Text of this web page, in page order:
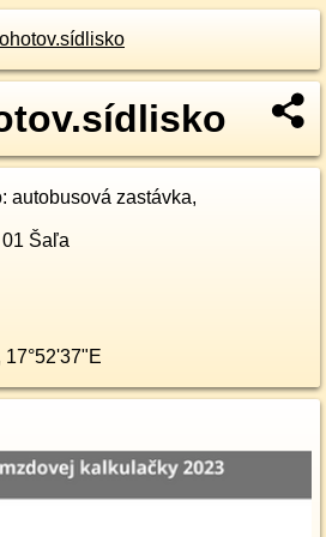
: autobusová zastávka,
Šaľa
17°52'37"E